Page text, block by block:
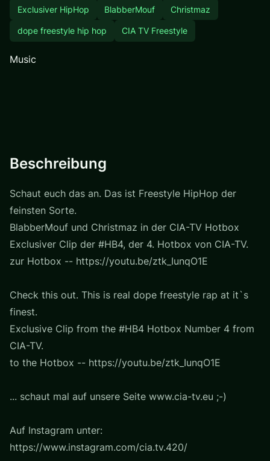
Exclusiver HipHop BlabberMouf Christmaz
dope freestyle hip hop CIA TV Freestyle
Music
Beschreibung
Schaut euch das an. Das ist Freestyle HipHop der
feinsten Sorte.
BlabberMouf und Christmaz in der CIA-TV Hotbox
Exclusiver Clip der #HB4, der 4. Hotbox von CIA-TV.
zur Hotbox -- https://youtu.be/ztk_IunqO1E
Check this out. This is real dope freestyle rap at it`s
finest.
Exclusive Clip from the #HB4 Hotbox Number 4 from
CIA-TV.
to the Hotbox -- https://youtu.be/ztk_IunqO1E
... schaut mal auf unsere Seite www.cia-tv.eu ;-)
Auf Instagram unter:
https://www.instagram.com/cia.tv.420/